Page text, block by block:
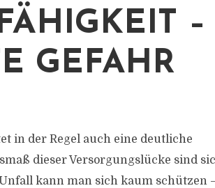
GEFAHR
in der Regel auch eine deutliche
dieser Versorgungslücke sind
kann man sich kaum schützen